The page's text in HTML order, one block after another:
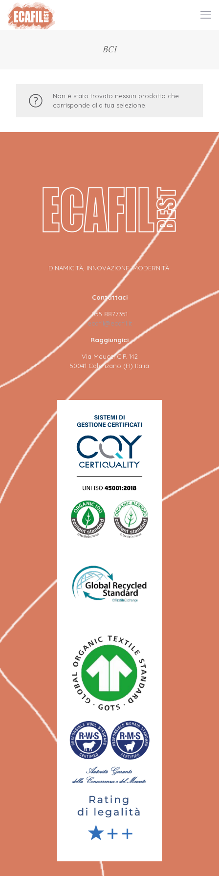
BCI
Non è stato trovato nessun prodotto che
corrisponde alla tua selezione.
DINAMICITÀ, INNOVAZIONE, MODERNITÀ.
Contattaci
055 8877351
ecafil@ecafil.it
Raggiungici
Via Meucci C.P. 142
50041 Calenzano (FI) Italia